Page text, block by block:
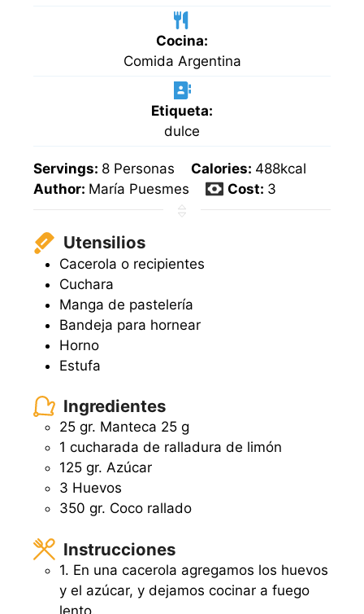
Cocina:
Comida Argentina
Etiqueta:
dulce
Servings: 8 Personas Calories: 488kcal
Author: María Puesmes Cost: 3
Utensilios
Cacerola o recipientes
Cuchara
Manga de pastelería
Bandeja para hornear
Horno
Estufa
Ingredientes
25 gr. Manteca 25 g
1 cucharada de ralladura de limón
125 gr. Azúcar
3 Huevos
350 gr. Coco rallado
Instrucciones
1. En una cacerola agregamos los huevos
y el azúcar, y dejamos cocinar a fuego
lento.